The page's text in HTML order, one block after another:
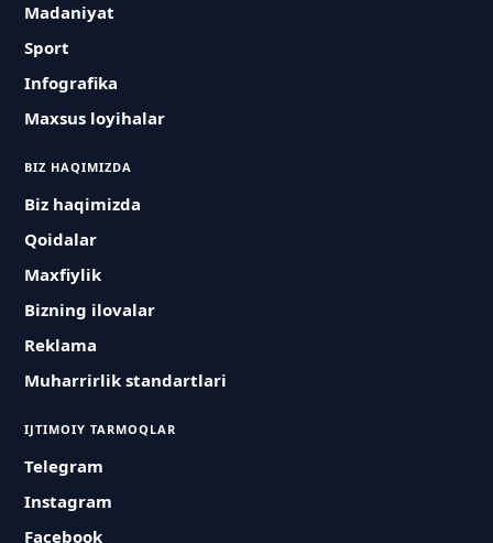
Madaniyat
Sport
Infografika
Maxsus loyihalar
BIZ HAQIMIZDA
Biz haqimizda
Qoidalar
Maxfiylik
Bizning ilovalar
Reklama
Muharrirlik standartlari
IJTIMOIY TARMOQLAR
Telegram
Instagram
Facebook